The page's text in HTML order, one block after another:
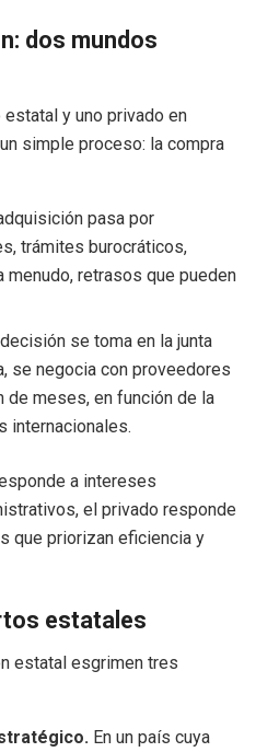
dos mundos
y uno privado en
simple proceso: la compra
pasa por
trámites burocráticos,
menudo, retrasos que pueden
se toma en la junta
se negocia con proveedores
de meses, en función de la
internacionales.
a intereses
el privado responde
que priorizan eficiencia y
estatales
estatal esgrimen tres
En un país cuya